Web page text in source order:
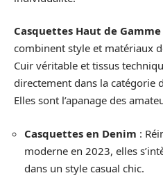
Casquettes Haut de Gamme
combinent style et matériaux
Cuir véritable et tissus
directement dans la catégorie
Elles sont l’apanage des
Casquettes en Denim :
moderne en 2023, elles
dans un style casual chic.